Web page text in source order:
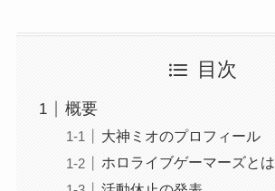
目次
概要
大神ミオのプロフィール
ホロライブゲーマーズとは